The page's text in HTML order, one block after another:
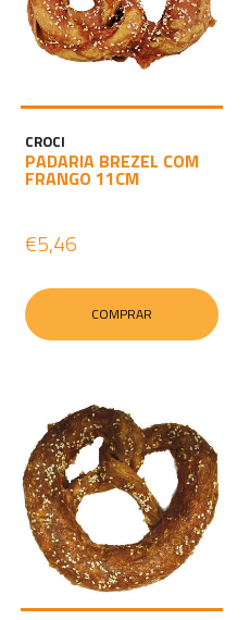
CROCI
PADARIA BREZEL COM
FRANGO 11CM
€5,46
COMPRAR